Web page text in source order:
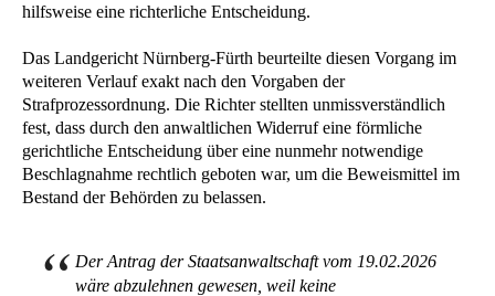
hilfsweise eine richterliche Entscheidung.
Das Landgericht Nürnberg-Fürth beurteilte diesen Vorgang im
weiteren Verlauf exakt nach den Vorgaben der
Strafprozessordnung. Die Richter stellten unmissverständlich
fest, dass durch den anwaltlichen Widerruf eine förmliche
gerichtliche Entscheidung über eine nunmehr notwendige
Beschlagnahme rechtlich geboten war, um die Beweismittel im
Bestand der Behörden zu belassen.
Der Antrag der Staatsanwaltschaft vom 19.02.2026
wäre abzulehnen gewesen, weil keine